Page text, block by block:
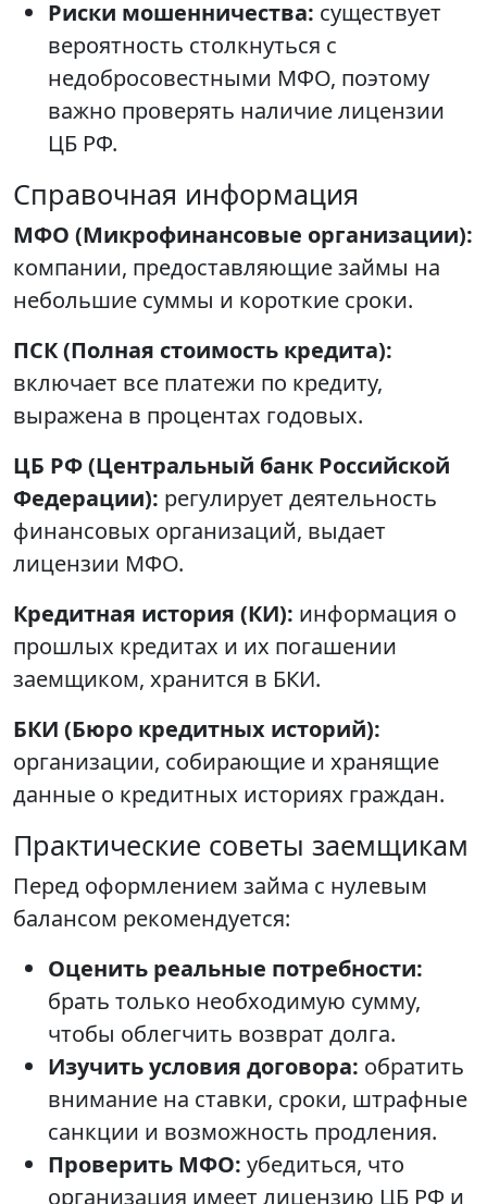
Риски мошенничества: существует
вероятность столкнуться с
недобросовестными МФО, поэтому
важно проверять наличие лицензии
ЦБ РФ.
Справочная информация
МФО (Микрофинансовые организации):
компании, предоставляющие займы на
небольшие суммы и короткие сроки.
ПСК (Полная стоимость кредита):
включает все платежи по кредиту,
выражена в процентах годовых.
ЦБ РФ (Центральный банк Российской
Федерации): регулирует деятельность
финансовых организаций, выдает
лицензии МФО.
Кредитная история (КИ): информация о
прошлых кредитах и их погашении
заемщиком, хранится в БКИ.
БКИ (Бюро кредитных историй):
организации, собирающие и хранящие
данные о кредитных историях граждан.
Практические советы заемщикам
Перед оформлением займа с нулевым
балансом рекомендуется:
Оценить реальные потребности:
брать только необходимую сумму,
чтобы облегчить возврат долга.
Изучить условия договора: обратить
внимание на ставки, сроки, штрафные
санкции и возможность продления.
Проверить МФО: убедиться, что
организация имеет лицензию ЦБ РФ и